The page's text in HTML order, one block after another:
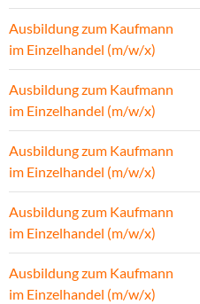
Ausbildung zum Kaufmann
im Einzelhandel (m/w/x)
Ausbildung zum Kaufmann
im Einzelhandel (m/w/x)
Ausbildung zum Kaufmann
im Einzelhandel (m/w/x)
Ausbildung zum Kaufmann
im Einzelhandel (m/w/x)
Ausbildung zum Kaufmann
im Einzelhandel (m/w/x)